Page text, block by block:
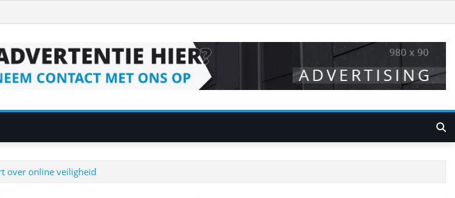
over online veiligheid